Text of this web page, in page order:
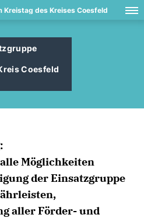
Kreistag des Kreises Coesfeld
Coesfeld
Möglichkeiten
der Einsatzgruppe
aller Förder- und